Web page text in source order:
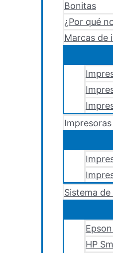
Bonitas
¿Por qué
Marcas de
Sistema
HP